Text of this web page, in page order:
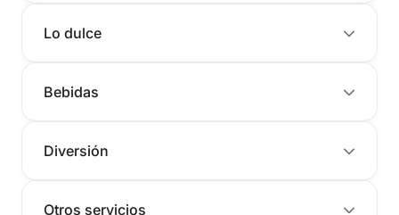
Lo dulce
Bebidas
Diversión
Otros servicios